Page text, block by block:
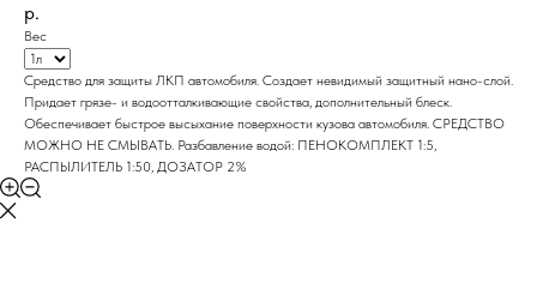
р.
Вес
Средство для защиты ЛКП автомобиля. Создает невидимый защитный нано-слой.
Придает грязе- и водоотталкивающие свойства, дополнительный блеск.
Обеспечивает быстрое высыхание поверхности кузова автомобиля. СРЕДСТВО
МОЖНО НЕ СМЫВАТЬ. Разбавление водой: ПЕНОКОМПЛЕКТ 1:5,
РАСПЫЛИТЕЛЬ 1:50, ДОЗАТОР 2%